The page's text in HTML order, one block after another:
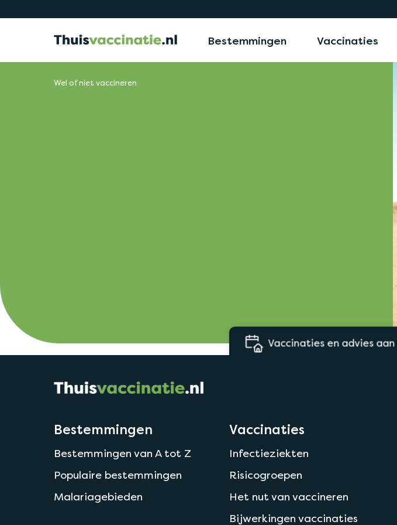
Bestemmingen Vaccinaties
Wel of niet vaccineren
door ziektekostenverzekering Vaccinaties en advies aan
Bestemmingen
Bestemmingen van A tot Z
Populaire bestemmingen
Malariagebieden
Vaccinaties
Infectieziekten
Risicogroepen
Het nut van vaccineren
Bijwerkingen vaccinaties